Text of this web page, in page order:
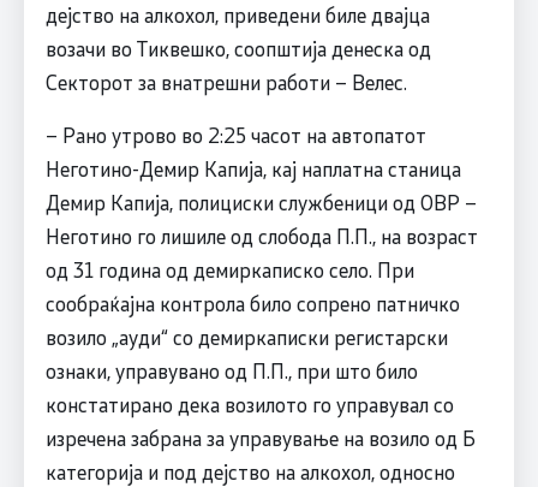
дејство на алкохол, приведени биле двајца
возачи во Тиквешко, соопштија денеска од
Секторот за внатрешни работи – Велес.
– Рано утрово во 2:25 часот на автопатот
Неготино-Демир Капија, кај наплатна станица
Демир Капија, полициски службеници од ОВР –
Неготино го лишиле од слобода П.П., на возраст
од 31 година од демиркаписко село. При
сообраќајна контрола било сопрено патничко
возило „ауди“ со демиркаписки регистарски
ознаки, управувано од П.П., при што било
констатирано дека возилото го управувал со
изречена забрана за управување на возило од Б
категорија и под дејство на алкохол, односно